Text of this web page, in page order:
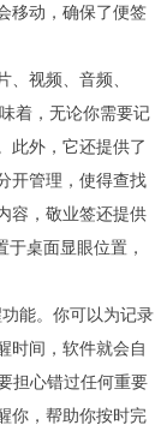
移动，确保了便签
视频、音频、
着，无论你需要记
此外，它还提供了
开管理，使得查找
容，敬业签还提供
桌面显眼位置，
能。你可以为记录
时间，软件就会自
担心错过任何重要
你，帮助你按时完